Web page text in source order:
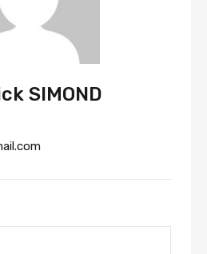
SIMOND